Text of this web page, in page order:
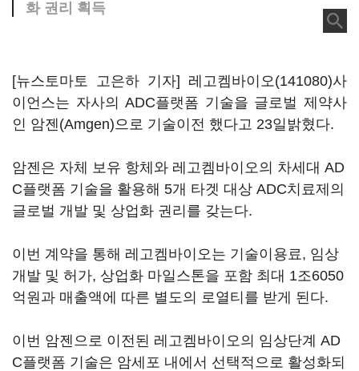
화 권리 획득
[뉴스토마토 고은하 기자] 레고켐바이오(141080)사
이언스는 자사의 ADC플랫폼 기술을 글로벌 제약사
인 암젠(Amgen)으로 기술이전 했다고 23일밝혔다.
암젠은 자체 보유 항체와 레고켐바이오의 차세대 AD
C플랫폼 기술을 활용해 5개 타겟 대상 ADC치료제의
글로벌 개발 및 상업화 권리를 갖는다.
이번 계약을 통해 레고켐바이오는 기술이용료, 임상
개발 및 허가, 상업화 마일스톤을 포함 최대 1조6050
억원과 매출액에 따른 별도의 로열티를 받게 된다.
이번 암젠으로 이전된 레고켐바이오의 임상단계 AD
C플랫폼 기술은 암세포 내에서 선택적으로 활성화되